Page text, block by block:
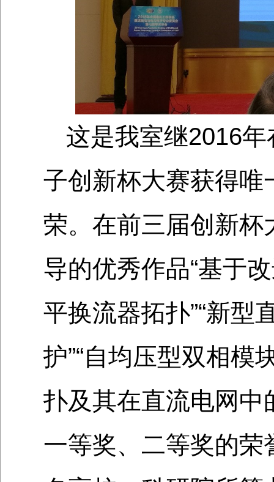
这是我室继2016
子创新杯大赛获得
荣。在前三届创新
导的优秀作品“基于
平换流器拓扑”“新型
护”“自均压型双相模
扑及其在直流电网中
一等奖、二等奖的